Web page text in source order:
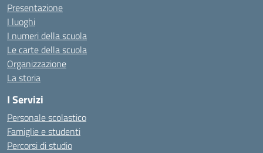
Presentazione
I luoghi
I numeri della scuola
Le carte della scuola
Organizzazione
La storia
I Servizi
Personale scolastico
Famiglie e studenti
Percorsi di studio